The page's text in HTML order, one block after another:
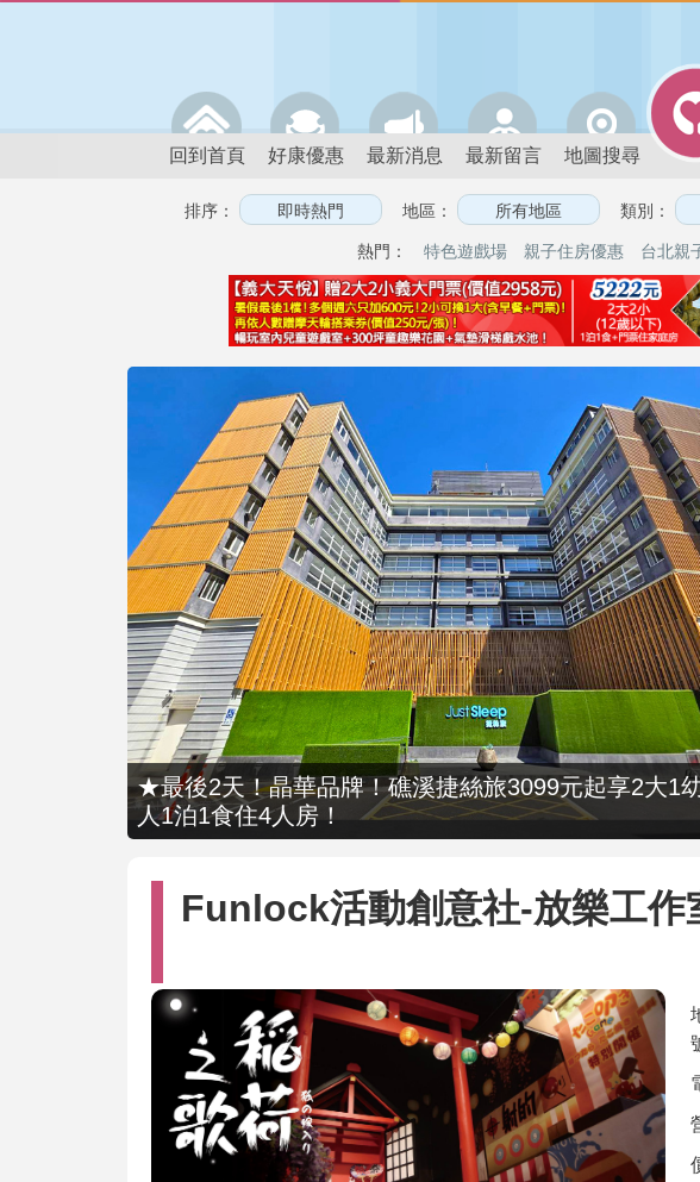
回到首頁 好康優惠 最新消息 最新留言 地圖搜尋
排序： 地區： 類別：
熱門： 特色遊戲場 親子住房優惠 台北親
★最後2天！晶華品牌！礁溪捷絲旅3099元起享2大1
人1泊1食住4人房！
Funlock活動創意社-放樂工作